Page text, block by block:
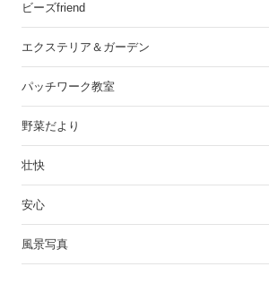
ビーズfriend
エクステリア＆ガーデン
パッチワーク教室
野菜だより
壮快
安心
風景写真